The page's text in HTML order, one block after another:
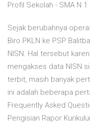
Profil Sekolah - SMA N 1
Sejak berubahnya
Biro PKLN ke PSP
NISN. Hal tersebut
mengakses data NISN
terbit, masih banyak
ini adalah beberapa
Frequently Asked
Pengisian Rapor